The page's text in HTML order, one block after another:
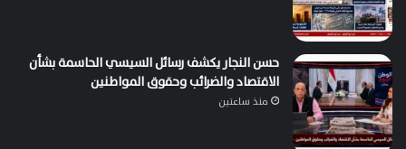
حسن النجار يكشف رسائل السيسي الحاسمة بشأن
الاقتصاد والضرائب وحقوق المواطنين
منذ ساعتين